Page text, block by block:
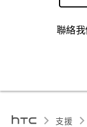
聯絡
支援